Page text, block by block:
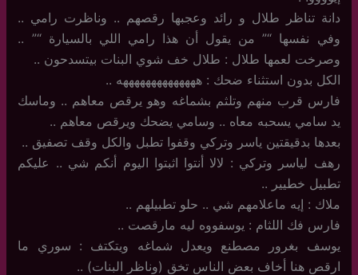
دانة تناظر طلال و رائد وعجبها رقصهم .. وناظرت رامي ..
وفي نفسها “” من يقول أن هذا رامي اللي بالسيارة “” ..
وصرخت لعمها طلال : طلال خف شوي البنات بيتسدحون ..
الكل بدون استثناء ضحك : ههههههههههههههه ..
فارس قرب منهم وتلثم بشماغه وهو يرقص معاهم .. وماسك
يد سامي يسحبه معاه .. وسامي يضحك ويرقص معاهم ..
بعدها بدقيقتين ياسر وتركي وقفوا تطبل والكل وقف تصفيق ..
رهف لياسر وتركي : لالا أنتوا اثبتوا اليوم أنكم شي .. عليكم
تطبيل خطيير ..
ملاك : إيه ماعلامهم شي .. حلو تطبيلهم ..
فارس فك اللثام : يوسفووه ليه مارقصت ..
يوسف بغرور مصطنع ويعدل شماغه ويتكتف : سوري ما
ارقص هنا أخاف بعض الناس تخق (وناظر البنات) ..